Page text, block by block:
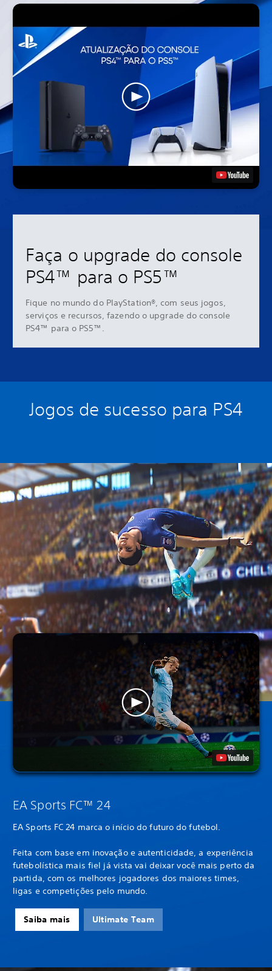
Faça o upgrade do console
PS4™ para o PS5™
Fique no mundo do PlayStation®, com seus jogos,
serviços e recursos, fazendo o upgrade do console
PS4™ para o PS5™.
Jogos de sucesso para PS4
EA Sports FC™ 24
EA Sports FC 24 marca o início do futuro do futebol.
Feita com base em inovação e autenticidade, a experiência
futebolística mais fiel já vista vai deixar você mais perto da
partida, com os melhores jogadores dos maiores times,
ligas e competições pelo mundo.
Saiba mais Ultimate Team